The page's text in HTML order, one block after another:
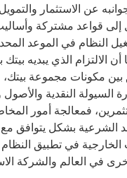
عن الاستثمار
قواعد مشتركة
في الموعد
الذي يبديه بيتك
مكونات مجموعة بيتك،
السيولة النقدية
فمعالجة أمور
الشرعية بشكل
الخارجية في